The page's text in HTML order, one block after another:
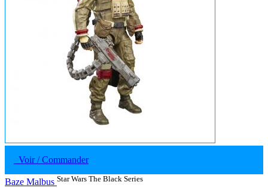
Voir / Commander
Baze Malbus Star Wars The Black Series